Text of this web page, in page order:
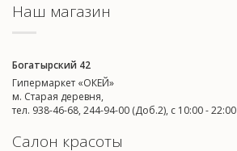
Наш магазин
Богатырский 42
Гипермаркет «ОКЕЙ»
м. Старая деревня,
тел. 938-46-68, 244-94-00 (Доб.2), c 10:00 - 22:00
Салон красоты